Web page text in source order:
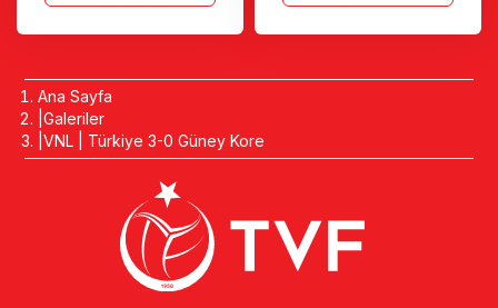
Ana Sayfa
Galeriler
VNL | Türkiye 3-0 Güney Kore